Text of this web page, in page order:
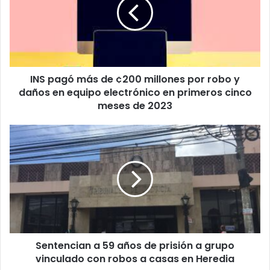
robo
y
daños
en
primeros
cinco
meses
de
2023
INS pagó más de ¢200 millones por robo y
daños en equipo electrónico en primeros cinco
meses de 2023
Sentencian
a
59
años
de
prisión
grupo
vinculado
Sentencian a 59 años de prisión a grupo
vinculado con robos a casas en Heredia